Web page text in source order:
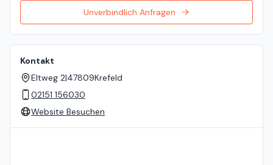
Unverbindlich Anfragen
Kontakt
Eltweg 2|47809Krefeld
02151 156030
Website Besuchen